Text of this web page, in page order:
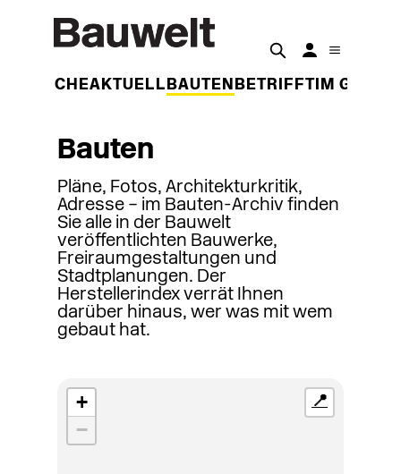
WOCHEAKTUELL BAUTEN BETRIFFT IM
Bauten
Pläne, Fotos, Architekturkritik,
Adresse – im Bauten-Archiv finden
Sie alle in der Bauwelt
veröffentlichten Bauwerke,
Freiraumgestaltungen und
Stadtplanungen. Der
Herstellerindex verrät Ihnen
darüber hinaus, wer was mit wem
gebaut hat.
+
−
📍